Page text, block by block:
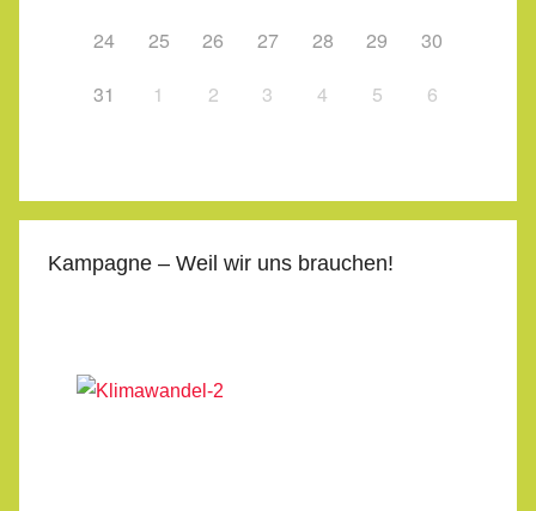
24
25 26 27 28 29
30
31
1 2 3 4 5 6
Kampagne – Weil wir uns brauchen!